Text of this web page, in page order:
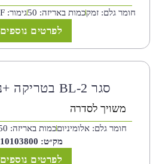
חומר גלם: זמקכמות באריזה: 50 גימור: M.F
לפרטים נוספים
סגר BL-2 בטריקה +נגדי נשלף
משויך לסדרה
חומר גלם: אלומיניוםכמות באריזה: 50
מק״ט: 10103800
לפרטים נוספים